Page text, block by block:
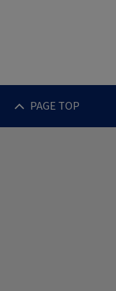
PAGE TOP